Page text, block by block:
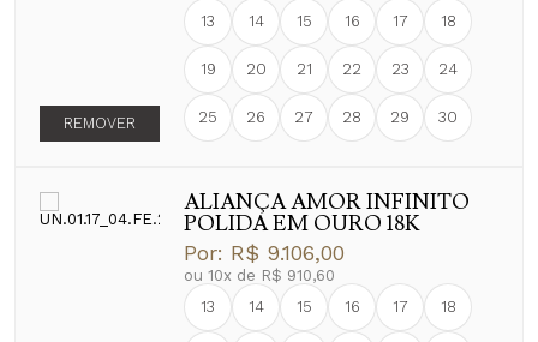
13
14 15 16 17 18
19 20 21 22 23 24
25 26 27 28 29 30
REMOVER
ALIANÇA AMOR INFINITO
POLIDA EM OURO 18K
Por: R$ 9.106,00
ou 10x de R$ 910,60
13
14 15 16 17 18